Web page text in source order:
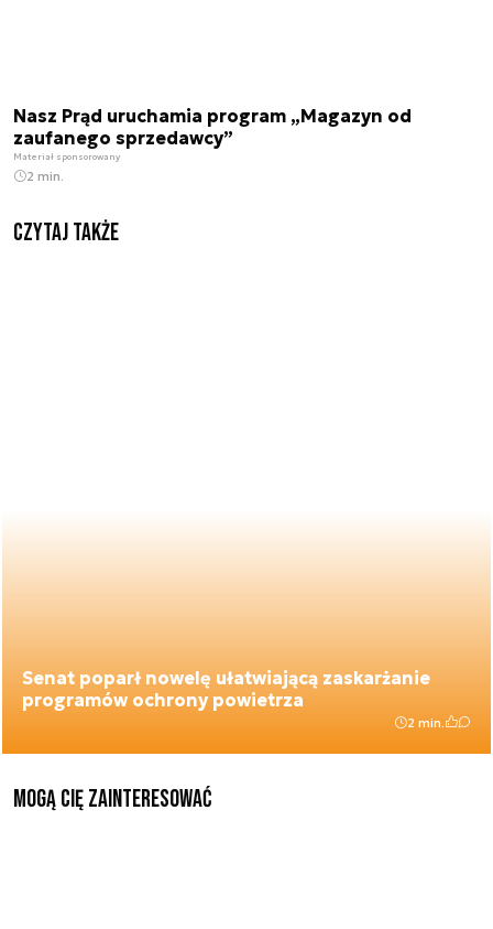
Nasz Prąd uruchamia program „Magazyn od
zaufanego sprzedawcy”
Materiał sponsorowany
2 min.
Czytaj także
Senat poparł nowelę ułatwiającą zaskarżanie
programów ochrony powietrza
2 min.
Mogą Cię zainteresować